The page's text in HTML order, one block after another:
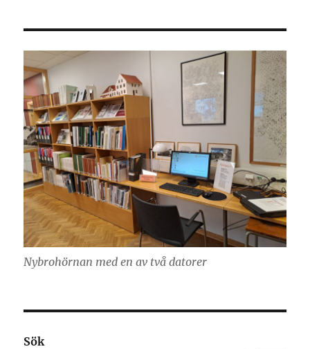
Nybrohörnan med en av två datorer
Sök